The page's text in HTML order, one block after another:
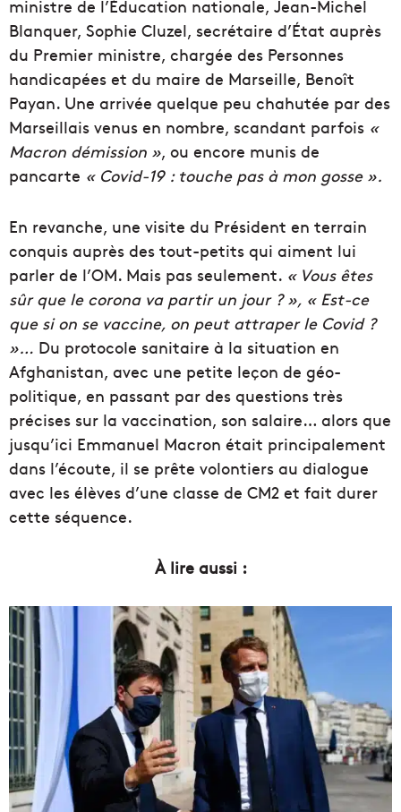
ministre de l’Éducation nationale, Jean-Michel
Blanquer, Sophie Cluzel, secrétaire d’État auprès
du Premier ministre, chargée des Personnes
handicapées et du maire de Marseille, Benoît
Payan. Une arrivée quelque peu chahutée par des
Marseillais venus en nombre, scandant parfois «
Macron démission », ou encore munis de
pancarte « Covid-19 : touchepas à mon gosse».
En revanche, une visite du Président en terrain
conquis auprès des tout-petits qui aiment lui
parler de l’OM. Mais pas seulement. « Vous êtes
sûr que le corona va partir un jour ? », « Est-ce
que si on se vaccine, on peut attraper le Covid ?
»… Du protocole sanitaire à la situation en
Afghanistan, avec une petite leçon de géo-
politique, en passant par des questions très
précises sur la vaccination, son salaire… alors que
jusqu’ici Emmanuel Macron était principalement
dans l’écoute, il se prête volontiers au dialogue
avec les élèves d’une classe de CM2 et fait durer
cette séquence.
À lire aussi :